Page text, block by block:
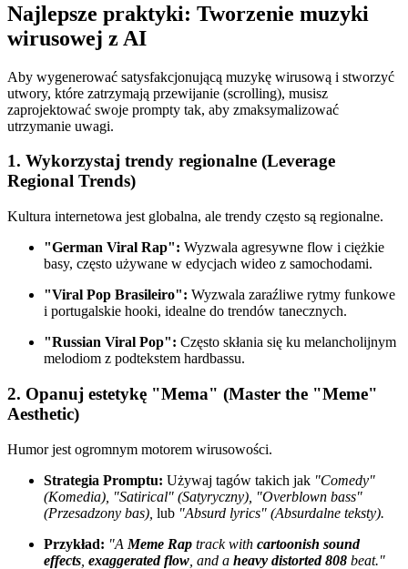
Najlepsze praktyki: Tworzenie muzyki
wirusowej z AI
Aby wygenerować satysfakcjonującą muzykę wirusową i stworzyć
utwory, które zatrzymają przewijanie (scrolling), musisz
zaprojektować swoje prompty tak, aby zmaksymalizować
utrzymanie uwagi.
1. Wykorzystaj trendy regionalne (Leverage
Regional Trends)
Kultura internetowa jest globalna, ale trendy często są regionalne.
"German Viral Rap": Wyzwala agresywne flow i ciężkie
basy, często używane w edycjach wideo z samochodami.
"Viral Pop Brasileiro": Wyzwala zaraźliwe rytmy funkowe
i portugalskie hooki, idealne do trendów tanecznych.
"Russian Viral Pop": Często skłania się ku melancholijnym
melodiom z podtekstem hardbassu.
2. Opanuj estetykę "Mema" (Master the "Meme"
Aesthetic)
Humor jest ogromnym motorem wirusowości.
Strategia Promptu: Używaj tagów takich jak "Comedy"
(Komedia), "Satirical" (Satyryczny), "Overblown bass"
(Przesadzony bas), lub "Absurd lyrics" (Absurdalne teksty).
Przykład: "A Meme Rap track with cartoonish sound
effects exaggerated flow , and a heavy distorted 808 beat."